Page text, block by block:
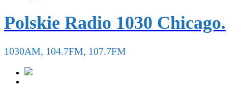
Polskie Radio 1030 Chicago.
1030AM, 104.7FM, 107.7FM